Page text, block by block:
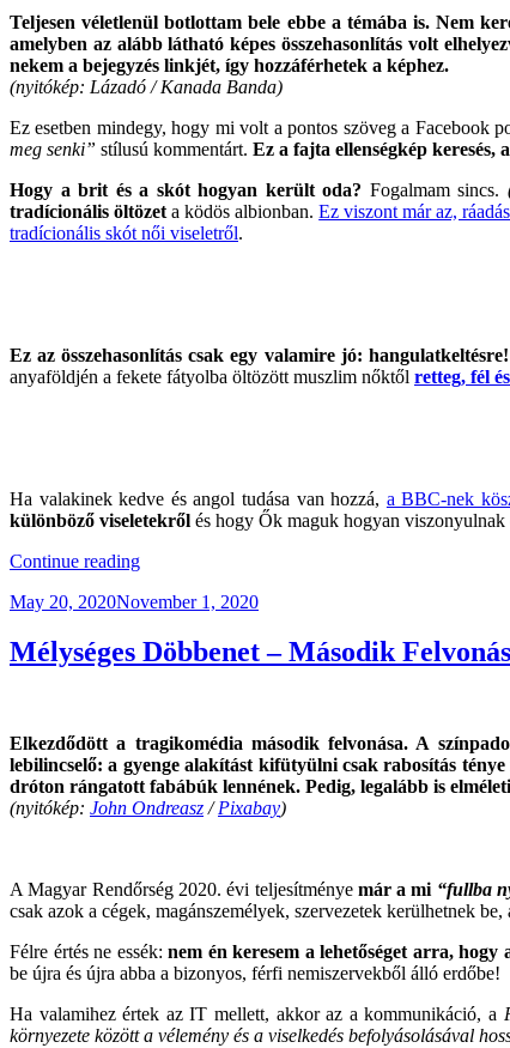
Teljesen véletlenül botlottam bele ebbe a témába is. Nem
amelyben az alább látható képes összehasonlítás volt
nekem a bejegyzés linkjét, így hozzáférhetek a képhez.
(nyitókép: Lázadó / Kanada Banda)
Ez esetben mindegy, hogy mi volt a pontos szöveg a Facebook
meg senki” stílusú kommentárt. Ez a fajta ellenségkép keresés,
Hogy a brit és a skót hogyan került oda? Fogalmam sincs.
tradícionális öltözet a ködös albionban.Ez viszont már az,
tradícionális skót női viseletről.
Ez az összehasonlítás csak egy valamire jó:
anyaföldjén a fekete fátyolba öltözött muszlim nőktől retteg, fél
Ha valakinek kedve és angol tudása van hozzá, a BBC-nek
különböző viseletekről és hogy Ők maguk hogyan viszonyulnak
Continue reading“Agyarország
Posted
May 20, 2020November 1, 2020
Mélységes Döbbenet – Második
Elkezdődött a tragikomédia második felvonása. A
lebilincselő: a gyenge alakítást kifütyülni csak rabosítás ténye
dróton rángatott fabábúk lennének. Pedig, legalább is
(nyitókép: John Ondreasz /Pixabay)
A Magyar Rendőrség 2020. évi teljesítménye már a mi “fullba
csak azok a cégek, magánszemélyek, szervezetek kerülhetnek
Félre értés ne essék: nem én keresem a lehetőséget arra, hogy
be újra és újra abba a bizonyos, férfi nemiszervekből álló erdőbe!
Ha valamihez értek az IT mellett, akkor az a kommunikáció, a
környezete között a vélemény és a viselkedés befolyásolásával